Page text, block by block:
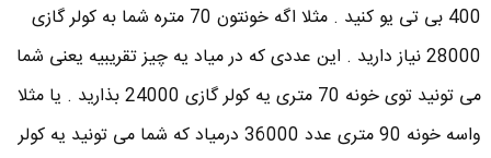
400 بی تی یو کنید . مثلا اگه خونتون 70 متره شما به کولر گازی
28000 نیاز دارید . این عددی که در میاد یه چیز تقریبیه یعنی شما
می تونید توی خونه 70 متری یه کولر گازی 24000 بذارید . یا مثلا
واسه خونه 90 متری عدد 36000 درمیاد که شما می تونید یه کولر